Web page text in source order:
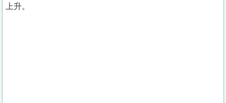
上升。